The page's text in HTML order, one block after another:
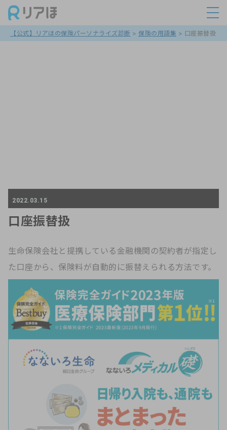
【公式】リアほの保険パーソナライズ診断 > 保険の用語集 > 口座振替扱
2022.03.15
口座振替扱
生命保険会社と提携している金融機関の契約者が指定し
た口座から、保険料が自動的に振替えられる方法です。